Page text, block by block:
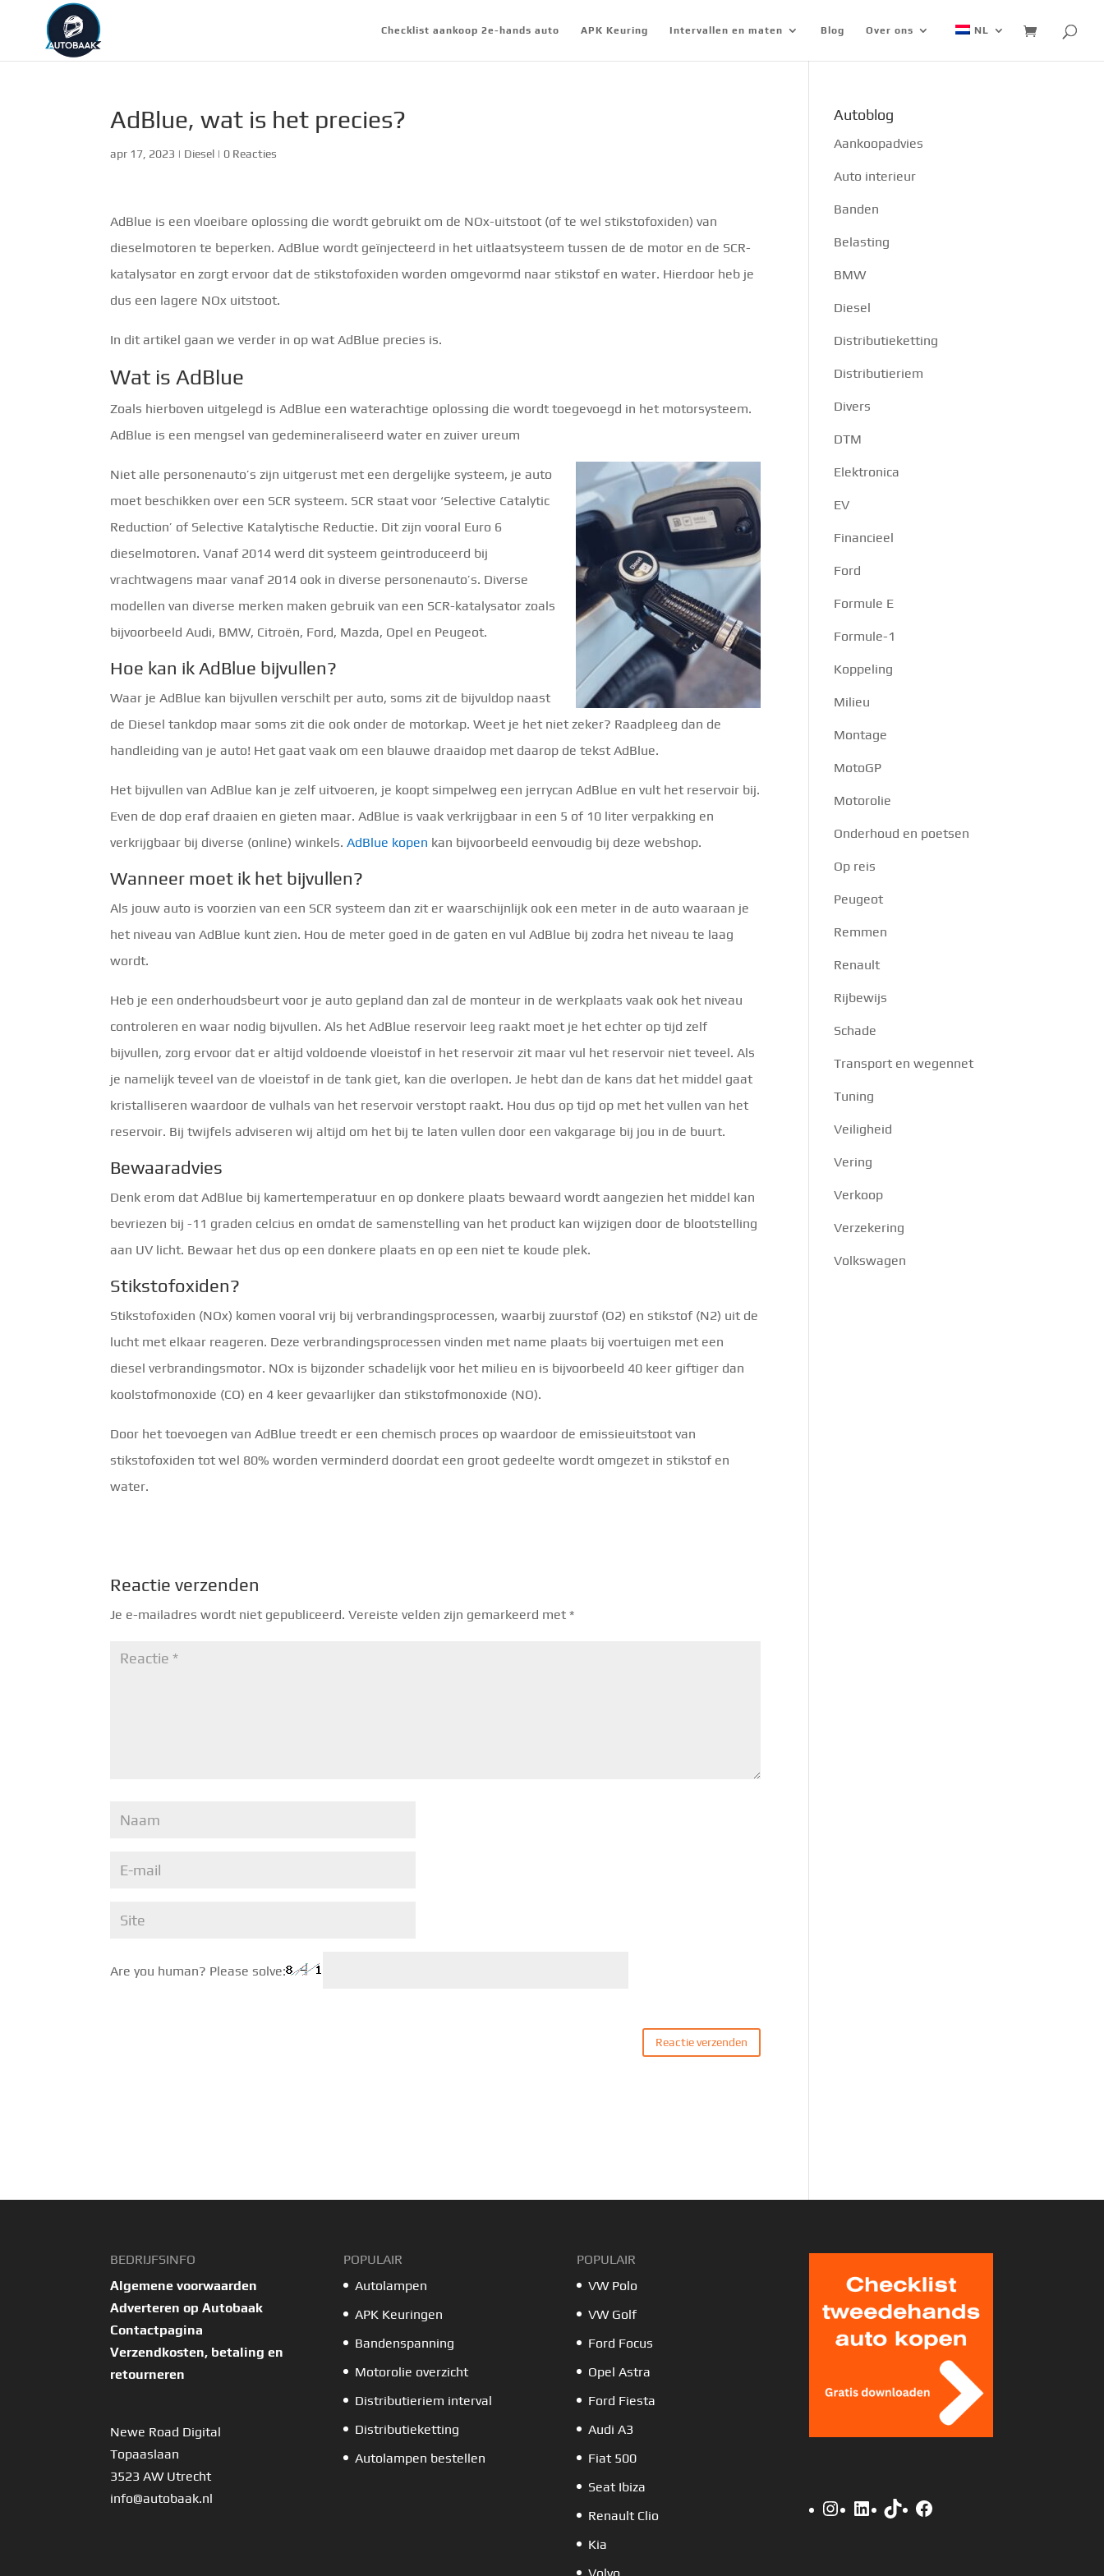
Checklist aankoop 2e-hands auto APK Keuring Intervallen en maten Blog Over ons NL
AdBlue, wat is het precies?
apr 17, 2023 | Diesel | 0 Reacties
AdBlue is een vloeibare oplossing die wordt gebruikt om de NOx-uitstoot (of te wel stikstofoxiden) van
dieselmotoren te beperken. AdBlue wordt geïnjecteerd in het uitlaatsysteem tussen de de motor en de SCR-
katalysator en zorgt ervoor dat de stikstofoxiden worden omgevormd naar stikstof en water. Hierdoor heb je
dus een lagere NOx uitstoot.
In dit artikel gaan we verder in op wat AdBlue precies is.
Wat is AdBlue
Zoals hierboven uitgelegd is AdBlue een waterachtige oplossing die wordt toegevoegd in het motorsysteem.
AdBlue is een mengsel van gedemineraliseerd water en zuiver ureum
Niet alle personenauto’s zijn uitgerust met een dergelijke systeem, je auto
moet beschikken over een SCR systeem. SCR staat voor ‘Selective Catalytic
Reduction’ of Selective Katalytische Reductie. Dit zijn vooral Euro 6
dieselmotoren. Vanaf 2014 werd dit systeem geintroduceerd bij
vrachtwagens maar vanaf 2014 ook in diverse personenauto’s. Diverse
modellen van diverse merken maken gebruik van een SCR-katalysator zoals
bijvoorbeeld Audi, BMW, Citroën, Ford, Mazda, Opel en Peugeot.
Hoe kan ik AdBlue bijvullen?
Waar je AdBlue kan bijvullen verschilt per auto, soms zit de bijvuldop naast
de Diesel tankdop maar soms zit die ook onder de motorkap. Weet je het niet zeker? Raadpleeg dan de
handleiding van je auto! Het gaat vaak om een blauwe draaidop met daarop de tekst AdBlue.
Het bijvullen van AdBlue kan je zelf uitvoeren, je koopt simpelweg een jerrycan AdBlue en vult het reservoir bij.
Even de dop eraf draaien en gieten maar. AdBlue is vaak verkrijgbaar in een 5 of 10 liter verpakking en
verkrijgbaar bij diverse (online) winkels.AdBlue kopen kan bijvoorbeeld eenvoudig bij deze webshop.
Wanneer moet ik het bijvullen?
Als jouw auto is voorzien van een SCR systeem dan zit er waarschijnlijk ook een meter in de auto waaraan je
het niveau van AdBlue kunt zien. Hou de meter goed in de gaten en vul AdBlue bij zodra het niveau te laag
wordt.
Heb je een onderhoudsbeurt voor je auto gepland dan zal de monteur in de werkplaats vaak ook het niveau
controleren en waar nodig bijvullen. Als het AdBlue reservoir leeg raakt moet je het echter op tijd zelf
bijvullen, zorg ervoor dat er altijd voldoende vloeistof in het reservoir zit maar vul het reservoir niet teveel. Als
je namelijk teveel van de vloeistof in de tank giet, kan die overlopen. Je hebt dan de kans dat het middel gaat
kristalliseren waardoor de vulhals van het reservoir verstopt raakt. Hou dus op tijd op met het vullen van het
reservoir. Bij twijfels adviseren wij altijd om het bij te laten vullen door een vakgarage bij jou in de buurt.
Bewaaradvies
Denk erom dat AdBlue bij kamertemperatuur en op donkere plaats bewaard wordt aangezien het middel kan
bevriezen bij -11 graden celcius en omdat de samenstelling van het product kan wijzigen door de blootstelling
aan UV licht. Bewaar het dus op een donkere plaats en op een niet te koude plek.
Stikstofoxiden?
Stikstofoxiden (NOx) komen vooral vrij bij verbrandingsprocessen, waarbij zuurstof (O2) en stikstof (N2) uit de
lucht met elkaar reageren. Deze verbrandingsprocessen vinden met name plaats bij voertuigen met een
diesel verbrandingsmotor. NOx is bijzonder schadelijk voor het milieu en is bijvoorbeeld 40 keer giftiger dan
koolstofmonoxide (CO) en 4 keer gevaarlijker dan stikstofmonoxide (NO).
Door het toevoegen van AdBlue treedt er een chemisch proces op waardoor de emissieuitstoot van
stikstofoxiden tot wel 80% worden verminderd doordat een groot gedeelte wordt omgezet in stikstof en
water.
Reactie verzenden
Je e-mailadres wordt niet gepubliceerd. Vereiste velden zijn gemarkeerd met*
Are you human? Please solve:
Autoblog
Aankoopadvies
Auto interieur
Banden
Belasting
BMW
Diesel
Distributieketting
Distributieriem
Divers
DTM
Elektronica
EV
Financieel
Ford
Formule E
Formule-1
Koppeling
Milieu
Montage
MotoGP
Motorolie
Onderhoud en poetsen
Op reis
Peugeot
Remmen
Renault
Rijbewijs
Schade
Transport en wegennet
Tuning
Veiligheid
Vering
Verkoop
Verzekering
Volkswagen
BEDRIJFSINFO
Algemene voorwaarden
Adverteren op Autobaak
Contactpagina
Verzendkosten, betaling en
retourneren
Newe Road Digital
Topaaslaan
3523 AW Utrecht
info@autobaak.nl
POPULAIR
Autolampen
APK Keuringen
Bandenspanning
Motorolie overzicht
Distributieriem interval
Distributieketting
Autolampen bestellen
POPULAIR
VW Polo
VW Golf
Ford Focus
Opel Astra
Ford Fiesta
Audi A3
Fiat 500
Seat Ibiza
Renault Clio
Kia
Instagram
LinkedIn
TikTokFacebook